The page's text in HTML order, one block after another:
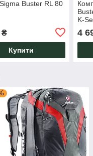
Sigma Buster RL 80
Купити
K-
4